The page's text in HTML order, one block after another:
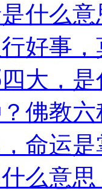
什么
好事
大，
佛教
命运
么意